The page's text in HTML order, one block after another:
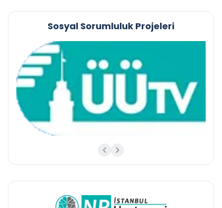
Sosyal Sorumluluk Projeleri